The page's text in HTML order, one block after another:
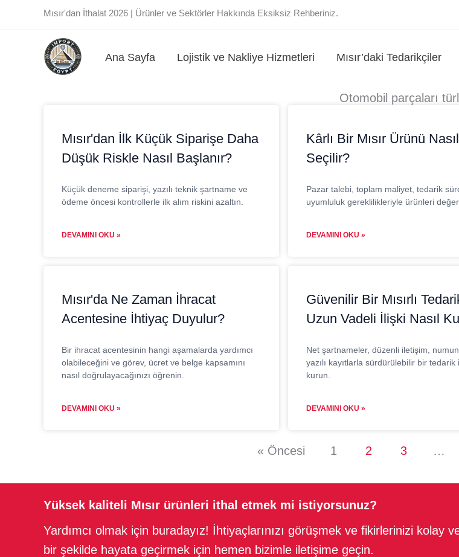
Mısır'dan İthalat 2026 | Ürünler ve Sektörler Hakkında Eksiksiz Rehberiniz.
Ana Sayfa Lojistik ve Nakliye Hizmetleri Mısır’daki Tedarikçiler
Otomobil parçaları
Mısır'dan İlk Küçük Siparişe Daha
Düşük Riskle Nasıl Başlanır?
Küçük deneme siparişi, yazılı teknik şartname ve
ödeme öncesi kontrollerle ilk alım riskini azaltın.
DEVAMINI OKU »
Kârlı Bir Mısır Ürünü Nasıl
Seçilir?
Pazar talebi, toplam maliyet, tedarik
uyumluluk gereklilikleriyle ürünleri
DEVAMINI OKU »
Mısır'da Ne Zaman İhracat
Acentesine İhtiyaç Duyulur?
Bir ihracat acentesinin hangi aşamalarda yardımcı
olabileceğini ve görev, ücret ve belge kapsamını
nasıl doğrulayacağınızı öğrenin.
DEVAMINI OKU »
Güvenilir Bir Mısırlı
Uzun Vadeli İlişki Nasıl
Net şartnameler, düzenli iletişim,
yazılı kayıtlarla sürdürülebilir bir tedarik
kurun.
DEVAMINI OKU »
« Öncesi 1 2 3 …
Yüksek kaliteli Mısır ürünleri ithal etmek mi istiyorsunuz?
Yardımcı olmak için buradayız! İhtiyaçlarınızı görüşmek ve fikirlerinizi kolay
bir şekilde hayata geçirmek için hemen bizimle iletişime geçin.